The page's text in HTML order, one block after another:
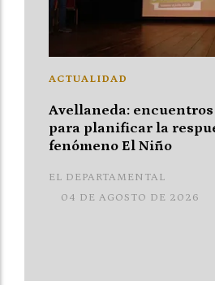
Avellaneda:
para planificar la
fenómeno El Niño
EL DEPARTAMENTAL
ACTUALIDAD
04 DE AGOSTO DE 2026